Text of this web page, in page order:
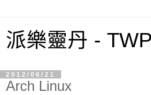
派樂靈丹 -
2012/06/21
Arch Linux